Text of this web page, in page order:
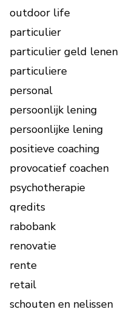
outdoor life
particulier
particulier geld lenen
particuliere
personal
persoonlijk lening
persoonlijke lening
positieve coaching
provocatief coachen
psychotherapie
qredits
rabobank
renovatie
rente
retail
schouten en nelissen